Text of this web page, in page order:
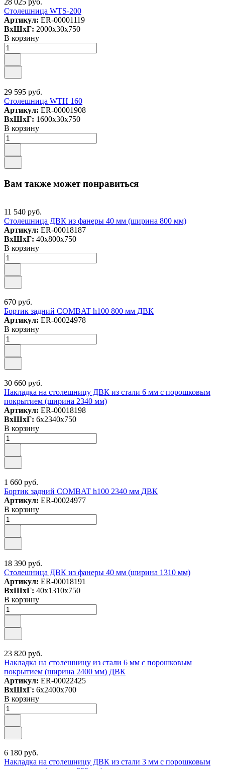
28 025 руб.
Столешница WTS-200
Артикул: ER-00001119
ВxШxГ: 2000x30x750
В корзину
29 595 руб.
Столешница WTH 160
Артикул: ER-00001908
ВxШxГ: 1600x30x750
В корзину
Вам также может понравиться
11 540 руб.
Столешница ДВК из фанеры 40 мм (ширина 800 мм)
Артикул: ER-00018187
ВxШxГ: 40x800x750
В корзину
670 руб.
Бортик задний COMBAT h100 800 мм ДВК
Артикул: ER-00024978
В корзину
30 660 руб.
Накладка на столешницу ДВК из стали 6 мм с порошковым
покрытием (ширина 2340 мм)
Артикул: ER-00018198
ВxШxГ: 6x2340x750
В корзину
1 660 руб.
Бортик задний COMBAT h100 2340 мм ДВК
Артикул: ER-00024977
В корзину
18 390 руб.
Столешница ДВК из фанеры 40 мм (ширина 1310 мм)
Артикул: ER-00018191
ВxШxГ: 40x1310x750
В корзину
23 820 руб.
Накладка на столешницу из стали 6 мм с порошковым
покрытием (ширина 2400 мм) ДВК
Артикул: ER-00022425
ВxШxГ: 6x2400x700
В корзину
6 180 руб.
Накладка на столешницу ДВК из стали 3 мм с порошковым